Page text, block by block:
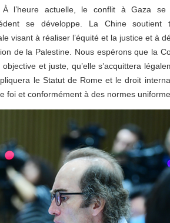
À l’heure actuelle, le conflit à Gaza
se développe. La Chine
visant à réaliser l’équité et la justice et à
de la Palestine. Nous espérons que la
et juste, qu’elle s’acquittera
le Statut de Rome et le droit
foi et conformément à des normes